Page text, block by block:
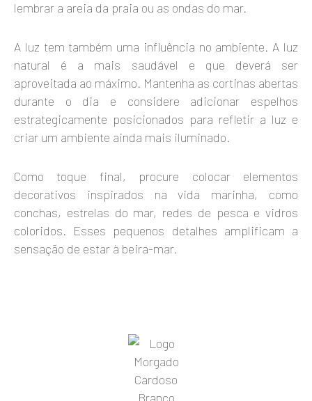
lembrar a areia da praia ou as ondas do mar.
A luz tem também uma influência no ambiente. A luz
natural é a mais saudável e que deverá ser
aproveitada ao máximo. Mantenha as cortinas abertas
durante o dia e considere adicionar espelhos
estrategicamente posicionados para refletir a luz e
criar um ambiente ainda mais iluminado.
Como toque final, procure colocar elementos
decorativos inspirados na vida marinha, como
conchas, estrelas do mar, redes de pesca e vidros
coloridos. Esses pequenos detalhes amplificam a
sensação de estar à beira-mar.